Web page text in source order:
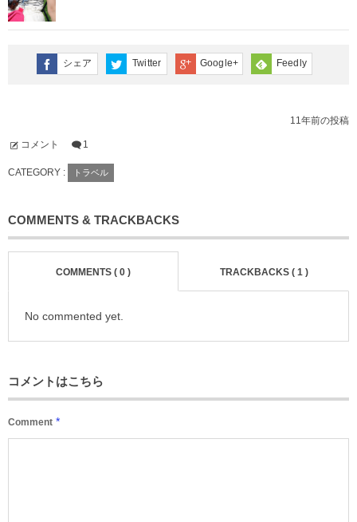
シェア Twitter Google+ Feedly
11年前の投稿
コメント 1
CATEGORY : トラベル
COMMENTS & TRACKBACKS
COMMENTS ( 0 ) TRACKBACKS ( 1 )
No commented yet.
コメントはこちら
Comment *